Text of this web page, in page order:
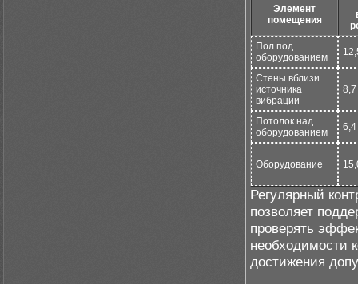
Элемент
помещения
Пол под
оборудованием
Стены вблизи
источника
вибрации
8,7
Потолок над
оборудованием
6,4
Оборудование
Регулярный
позволяет
проверять
необходимости
достижения